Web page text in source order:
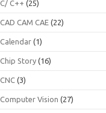
C/ C++ (25)
CAD CAM CAE (22)
Calendar (1)
Chip Story (16)
CNC (3)
Computer Vision (27)